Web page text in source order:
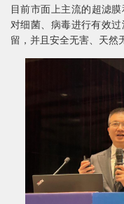
目前市面上主流的超滤
对细菌、病毒进行有效
留，并且安全无害、天然